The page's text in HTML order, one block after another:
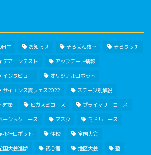
生 お知らせ そろばん教室 そろタッチ
デアコンテスト アップデート情報
インタビュー オリジナルロボット
サイエンス夏フェス2022 ステージ別解説
対策 ヒガスミコース プライマリーコース
ーシックコース マスク ミドルコース
歩行ロボット 休校 全国大会
国大会進捗 初心者 地区大会 塾